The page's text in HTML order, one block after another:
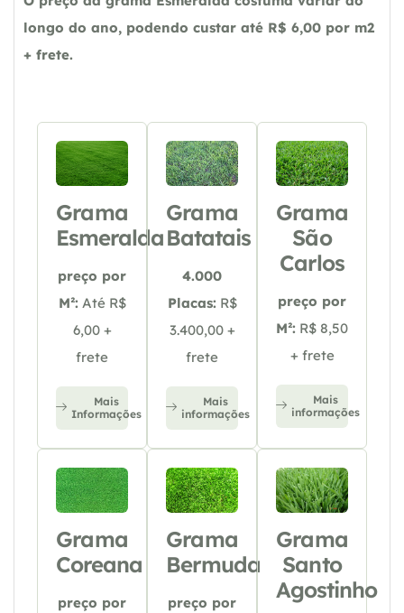
longo do ano, podendo custar até R$ 6,00 por m2
+ frete.
Grama
Esmeralda
preço por
M²: Até R$
6,00 +
frete
Mais
Informações
Grama
Batatais
4.000
Placas: R$
3.400,00 +
frete
Mais
informações
Grama
São
Carlos
preço por
M²: R$ 8,50
+ frete
Mais
informações
Grama
Coreana
preço por
Grama
Bermuda
preço por
Grama
Santo
Agostinho